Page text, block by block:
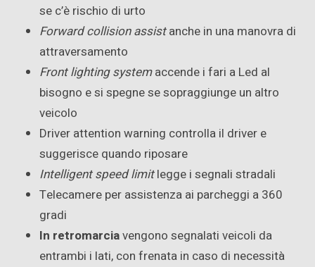
se c’è rischio di urto
Forward collision assistanche in una manovra di
attraversamento
Front lighting systemaccende i fari a Led al
bisogno e si spegne se sopraggiunge un altro
veicolo
Driver attention warning controlla il driver e
suggerisce quando riposare
Intelligent speed limitlegge i segnali stradali
Telecamere per assistenza ai parcheggi a 360
gradi
In retromarciavengono segnalati veicoli da
entrambi i lati, con frenata in caso di necessità